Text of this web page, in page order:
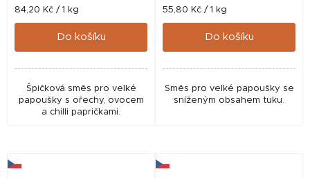
Měrná
cena:
84,20 Kč / 1 kg
Do košíku
Špičková směs pro velké
papoušky s ořechy, ovocem
a chilli papričkami.
Měrná
cena:
55,80 Kč / 1 kg
Do košíku
Směs pro velké papoušky se
sníženým obsahem tuku.